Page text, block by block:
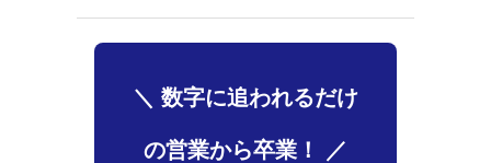
＼ 数字に追われるだけ
の営業から卒業！ ／